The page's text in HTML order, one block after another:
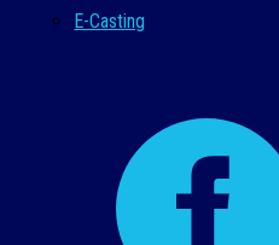
E-Casting